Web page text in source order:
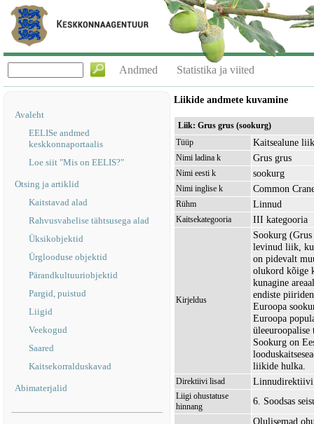
Andmed Statistika ja viited
Avaleht
EELISe andmed
keskkonnaportaalis
Loe siit "Mis on EELIS?"
Otsing ja artiklid
Kaitstavad alad
Rahvusvahelise tähtsusega alad
Üksikobjektid
Ürglooduse objektid
Pärandkultuuriobjektid
Pargid, puistud
Liigid
Veekogud
Saared
Kaitsekorralduskavad
Abimaterjalid
Liikide andmete kuvamine
Liik: Grus grus (sookurg)
Tüüp
Kaitsealune liik
Nimi ladina k Grus grus
Nimi eesti k sookurg
Nimi inglise k Common
Rühm Linnud
Kaitsekategooria III kategooria
Kirjeldus
Sookurg (Grus
levinud liik,
on pidevalt
olukord kõige
kunagine
endiste
Euroopa
Euroopa
üleeuroopalise
Sookurg on
liikide hulka.
Direktiivi lisad
Liigi ohustatuse
hinnang
6. Soodsas
Olulisemad